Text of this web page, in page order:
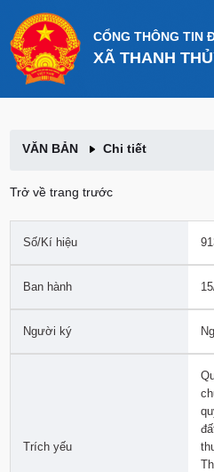
CỔNG THÔNG TIN
XÃ THANH
VĂN BẢN Chi tiết
Trở về trang trước
Số/Kí hiệu
Ban hành
Người ký
Trích yếu